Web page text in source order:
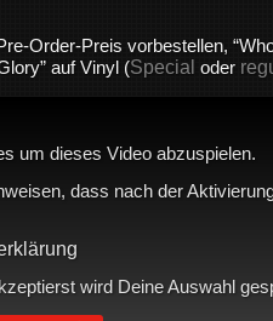
Order-Preis vorbestellen,
auf Vinyl (Special oder
um dieses Video abzuspielen.
dass nach der
wird Deine Auswahl